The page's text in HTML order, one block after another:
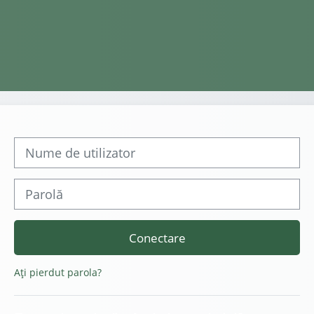
Conectare
Ați pierdut parola?